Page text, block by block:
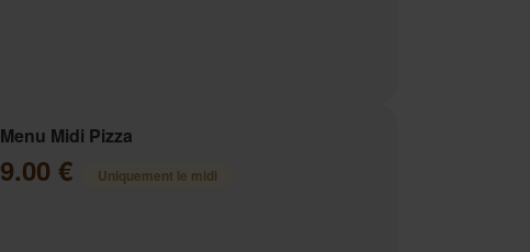
Menu Midi Pizza
9.00 € Uniquement le midi